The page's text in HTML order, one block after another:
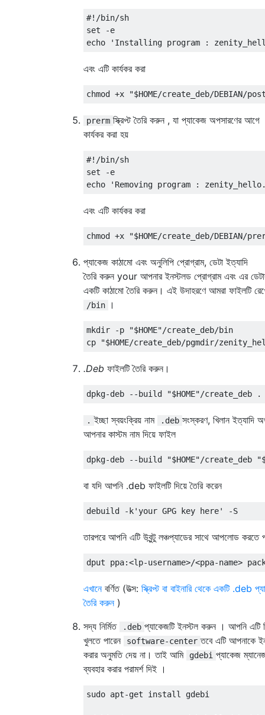
#!/bin/sh
set -e
এবং এটি কার্যকর করা
prerm স্ক্রিপ্ট তৈরি করুন , যা প্যাকেজ অপসারণের আগে
কার্যকর করা হয়
#!/bin/sh
set -e
এবং এটি কার্যকর করা
প্যাকেজ কাঠামো এবং অনুলিপি প্রোগ্রাম, ডেটা ইত্যাদি
তৈরি করুন your আপনার ইনস্টলড প্রোগ্রাম এবং এর
একটি কাঠামো তৈরি করুন। এই উদাহরণে আমরা ফাইলটি
/bin ।
mkdir -p "$HOME"/create_deb/bin
.Deb ফাইলটি তৈরি করুন।
. ইচ্ছা স্বয়ংক্রিয় নাম .deb সংস্করণ, খিলান ইত্যাদি
আপনার কাস্টম নাম দিয়ে ফাইল
বা যদি আপনি .deb ফাইলটি দিয়ে তৈরি করেন
তারপরে আপনি এটি উবুন্টু লঞ্চপ্যাডের সাথে আপলোড করতে
এখানেবর্ণিত (উত্স: স্ক্রিপ্ট বা বাইনারি থেকে একটি .deb
তৈরি করুন)
সদ্য নির্মিত
.deb প্যাকেজটি ইনস্টল করুন । আপনি এটি
খুলতে পারেন
software-center তবে এটি আপনাকে
করার অনুমতি দেয় না। তাই আমি
gdebi প্যাকেজ
ব্যবহার করার পরামর্শ দিই ।
sudo apt-get install gdebi